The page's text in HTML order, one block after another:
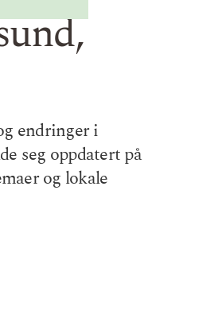
endringer i
seg oppdatert på
og lokale